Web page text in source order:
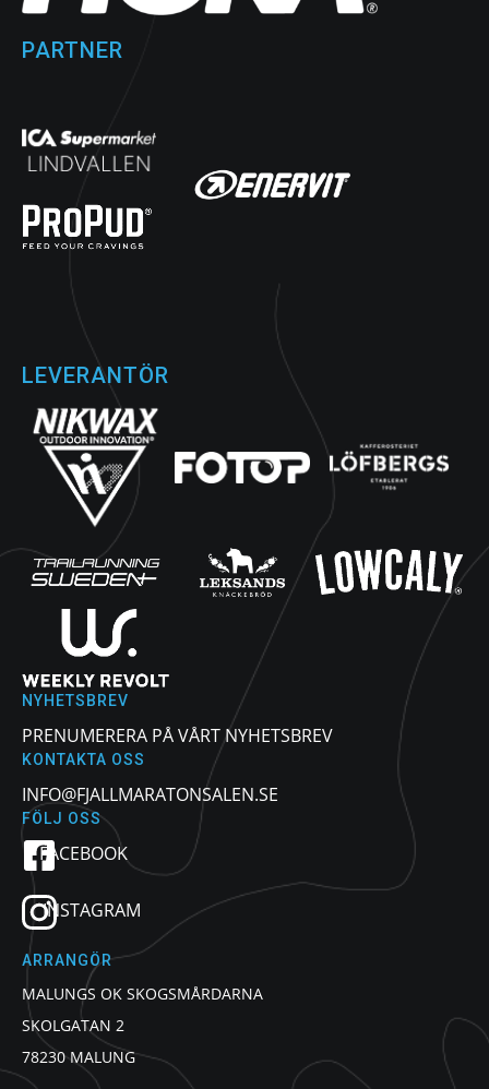
PARTNER
LEVERANTÖR
NYHETSBREV
PRENUMERERA PÅ VÅRT NYHETSBREV
KONTAKTA OSS
INFO@FJALLMARATONSALEN.SE
FÖLJ OSS
FACEBOOK
INSTAGRAM
ARRANGÖR
MALUNGS OK SKOGSMÅRDARNA
SKOLGATAN 2
78230 MALUNG